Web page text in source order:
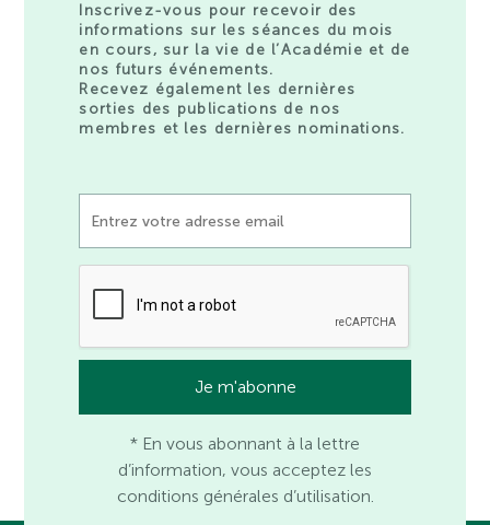
Inscrivez-vous pour recevoir des
informations sur les séances du mois
en cours, sur la vie de l’Académie et de
nos futurs événements.
Recevez également les dernières
sorties des publications de nos
membres et les dernières nominations.
* En vous abonnant à la lettre
d’information, vous acceptez les
conditions générales d’utilisation.